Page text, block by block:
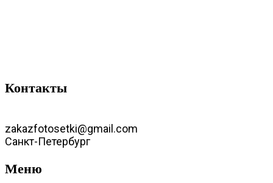
Контакты
zakazfotosetki@gmail.com
Санкт-Петербург
Меню